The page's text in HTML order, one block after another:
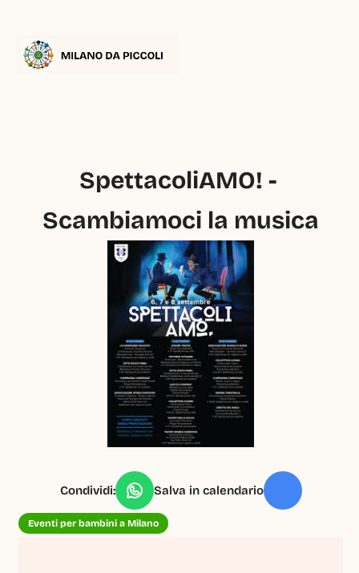
SpettacoliAMO! -
Scambiamoci la musica
Condividi: Salva in calendario
Eventi per bambini a Milano